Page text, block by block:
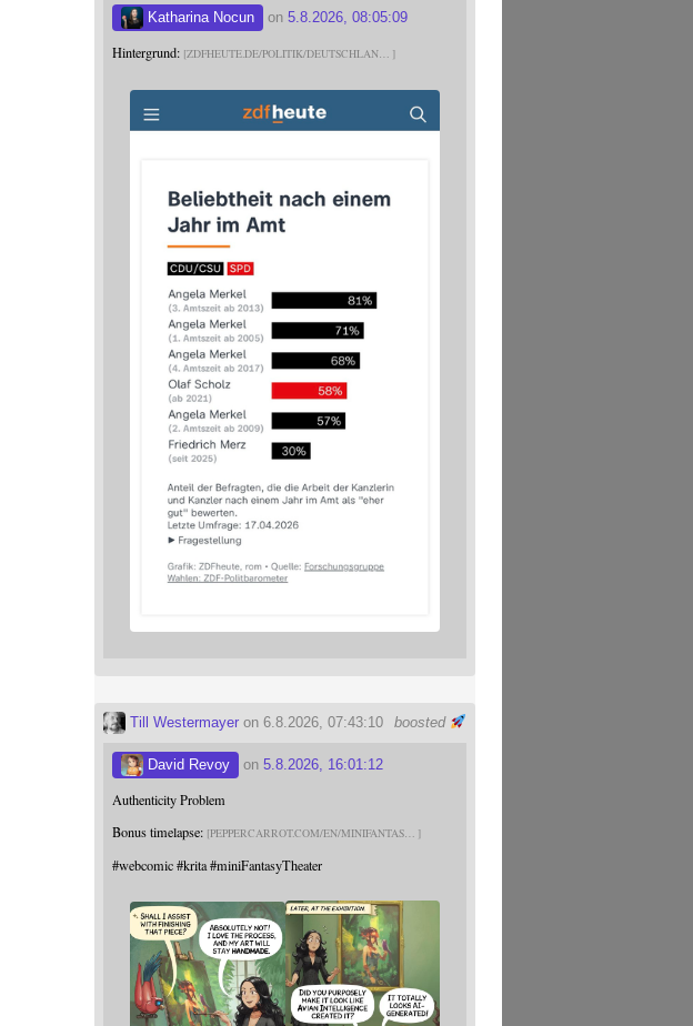
Katharina Nocun on5.8.2026, 08:05:09
Hintergrund: ZDFHEUTE.DE/POLITIK/DEUTSCHLAN
boosted
Till Westermayer on 6.8.2026, 07:43:10
David Revoy on5.8.2026, 16:01:12
Authenticity Problem
Bonus timelapse: PEPPERCARROT.COM/EN/MINIFANTAS
#webcomic #krita#miniFantasyTheater